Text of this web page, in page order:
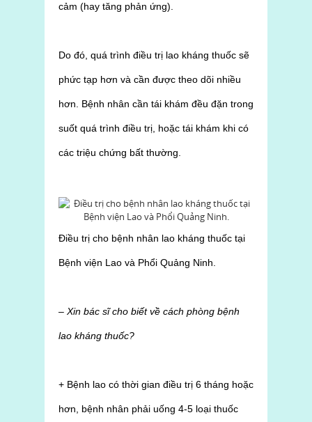
cảm (hay tăng phản ứng).
Do đó, quá trình điều trị lao kháng thuốc sẽ
phức tạp hơn và cần được theo dõi nhiều
hơn. Bệnh nhân cần tái khám đều đặn trong
suốt quá trình điều trị, hoặc tái khám khi có
các triệu chứng bất thường.
Điều trị cho bệnh nhân lao kháng thuốc tại
Bệnh viện Lao và Phổi Quảng Ninh.
– Xin bác sĩ cho biết về cách phòng bệnh
lao kháng thuốc?
+ Bệnh lao có thời gian điều trị 6 tháng hoặc
hơn, bệnh nhân phải uống 4-5 loại thuốc